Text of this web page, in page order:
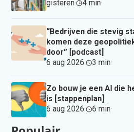
gisteren· 4 min·
“Bedrijven die stevig
komen deze
door” [podcast]
6 aug 2026· 3 min·
Zo bouw je een AI die
is [stappenplan]
6 aug 2026· 6 min·